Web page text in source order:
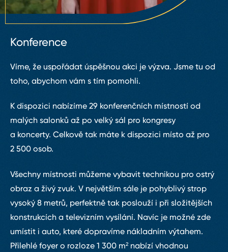
Konference
Víme, že uspořádat úspěšnou akci je výzva. Jsme tu od
toho, abychom vám s tím pomohli.
K dispozici nabízíme 29 konferenčních místností od
malých salonků až po velký sál pro kongresy
a koncerty. Celkově tak máte k dispozici místo až pro
2 500 osob.
Všechny místnosti můžeme vybavit technikou pro ostrý
obraz a živý zvuk. V největším sále je pohyblivý strop
vysoký 8 metrů, perfektně tak poslouží i při složitějších
konstrukcích a televizním vysílání. Navíc je možné zde
umístit i auto, které dopravíme nákladním výtahem.
Přilehlé foyer o rozloze 1 300 m² nabízí vhodnou